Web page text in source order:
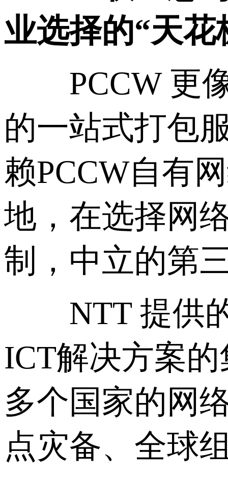
业选择的“天花
PCCW 更像
的一站式打包
赖PCCW自有
地，在选择网
制，中立的第
NTT 提供的
ICT解决方案
多个国家的网
点灾备、全球